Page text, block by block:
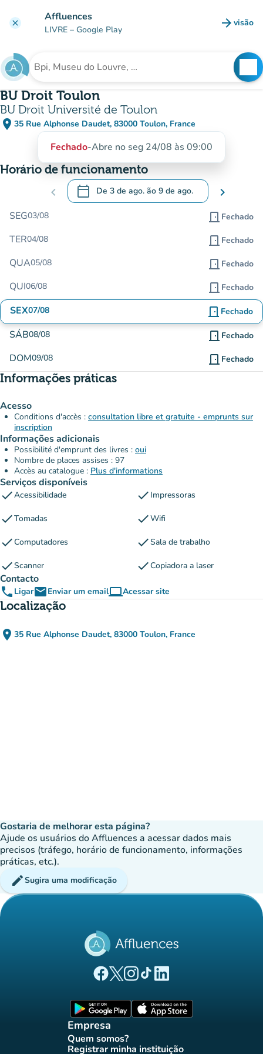
clear Affluences
LIVRE – Google Play arrow_forward visão
(novo
Procura uma instituição
BU Droit Toulon
BU Droit Université de Toulon
place 35 Rue Alphonse Daudet, 83000 Toulon, France
(abrir no Google Maps)
(novo separador)
Fechado-Abre no seg 24/08 às 09:00
Horário de funcionamento
chevron_left calendar_today De 3 de ago. ão 9 de ago.
.Abra o calendário para alterar as datas
chevron_right
SEG03/08 door_front Fechado
TER04/08 door_front Fechado
QUA05/08 door_front Fechado
QUI06/08 door_front Fechado
SEX07/08 door_front Fechado
SÁB08/08 door_front Fechado
DOM09/08 door_front Fechado
Informações práticas
Acesso
Conditions d'accès : consultation libre et gratuite - emprunts sur
inscription
Informações adicionais
Possibilité d'emprunt des livres : oui
Nombre de places assises : 97
Accès au catalogue : Plus d'informations
Serviços disponíveis
checkAcessibilidade check Impressoras
checkTomadas checkWifi
checkComputadores checkSala de trabalho
checkScanner checkCopiadora a laser
Contacto
phone LigaremailEnviar um emailcomputerAcessar site
(novo separador)
Localização
place 35 Rue Alphonse Daudet, 83000 Toulon, France
(abrir no Google Maps)
(novo separador)
Gostaria de melhorar esta página?
Ajude os usuários do Affluences a acessar dados mais
precisos (tráfego, horário de funcionamento, informações
práticas, etc.).
editSugira uma modificação
(novo separador)
(novo separador)
(novo separador)
(novo separador)
(novo separador)
Empresa
Quem somos?(novo separador)
Registrar minha instituição